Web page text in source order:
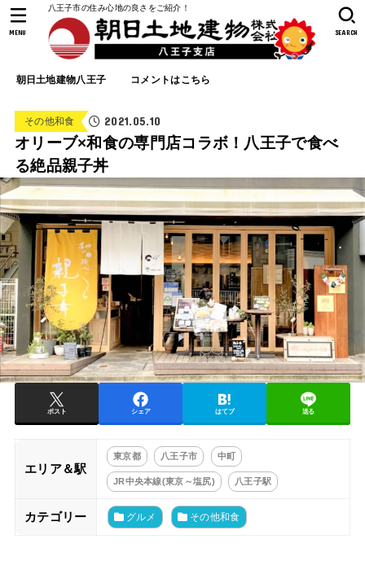
八王子市の住み心地の良さをご紹介！
朝日土地建物八王子 コメントはこちら
SEARCH
MENU
その他和食 2021.05.10
オリーブ×和食の専門店コラボ！八王子で食べ
る絶品親子丼
ポスト シェア はてブ 送る
エリア＆駅
東京都 八王子市 中町
JR中央本線(東京～塩尻) 八王子駅
カテゴリー グルメ その他和食